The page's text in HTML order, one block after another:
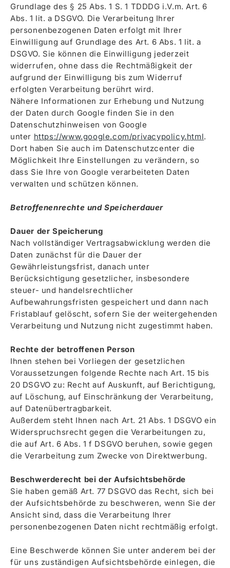
Grundlage des § 25 Abs. 1 S. 1 TDDDG i.V.m. Art. 6
Abs. 1 lit. a DSGVO. Die Verarbeitung Ihrer
personenbezogenen Daten erfolgt mit Ihrer
Einwilligung auf Grundlage des Art. 6 Abs. 1 lit. a
DSGVO. Sie können die Einwilligung jederzeit
widerrufen, ohne dass die Rechtmäßigkeit der
aufgrund der Einwilligung bis zum Widerruf
erfolgten Verarbeitung berührt wird.
Nähere Informationen zur Erhebung und Nutzung
der Daten durch Google finden Sie in den
Datenschutzhinweisen von Google
unter https://www.google.com/privacypolicy.html.
Dort haben Sie auch im Datenschutzcenter die
Möglichkeit Ihre Einstellungen zu verändern, so
dass Sie Ihre von Google verarbeiteten Daten
verwalten und schützen können.
Betroffenenrechte und Speicherdauer
Dauer der Speicherung
Nach vollständiger Vertragsabwicklung werden die
Daten zunächst für die Dauer der
Gewährleistungsfrist, danach unter
Berücksichtigung gesetzlicher, insbesondere
steuer- und handelsrechtlicher
Aufbewahrungsfristen gespeichert und dann nach
Fristablauf gelöscht, sofern Sie der weitergehenden
Verarbeitung und Nutzung nicht zugestimmt haben.
Rechte der betroffenen Person
Ihnen stehen bei Vorliegen der gesetzlichen
Voraussetzungen folgende Rechte nach Art. 15 bis
20 DSGVO zu: Recht auf Auskunft, auf Berichtigung,
auf Löschung, auf Einschränkung der Verarbeitung,
auf Datenübertragbarkeit.
Außerdem steht Ihnen nach Art. 21 Abs. 1 DSGVO ein
Widerspruchsrecht gegen die Verarbeitungen zu,
die auf Art. 6 Abs. 1 f DSGVO beruhen, sowie gegen
die Verarbeitung zum Zwecke von Direktwerbung.
Beschwerderecht bei der Aufsichtsbehörde
Sie haben gemäß Art. 77 DSGVO das Recht, sich bei
der Aufsichtsbehörde zu beschweren, wenn Sie der
Ansicht sind, dass die Verarbeitung Ihrer
personenbezogenen Daten nicht rechtmäßig erfolgt.
Eine Beschwerde können Sie unter anderem bei der
für uns zuständigen Aufsichtsbehörde einlegen, die